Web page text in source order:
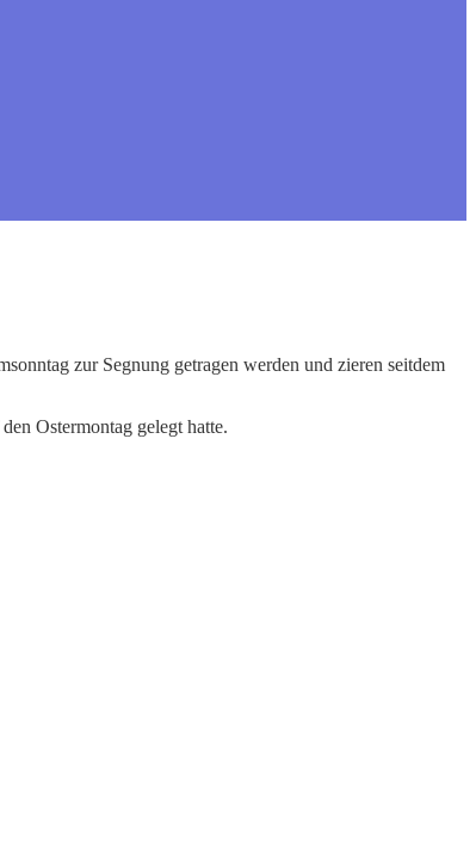
zur Segnung getragen werden und zieren seitdem
Ostermontag gelegt hatte.